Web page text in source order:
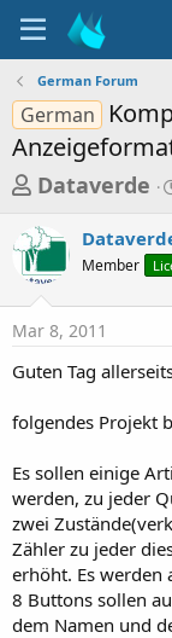
German Forum
German
T
r
e
a
d
s
a
t
e
r
Dataverde
Member
Mar 8, 2011
Guten Tag
folgendes Projekt
Es sollen einige
werden, zu jeder
zwei
Zähler zu jeder
erhöht. Es werden
8 Buttons sollen
dem Namen und